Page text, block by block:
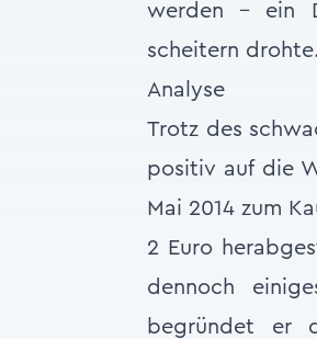
werden – ein
scheitern drohte.
Analyse
Trotz des
positiv auf die
Mai 2014 zum
2 Euro
dennoch
begründet er